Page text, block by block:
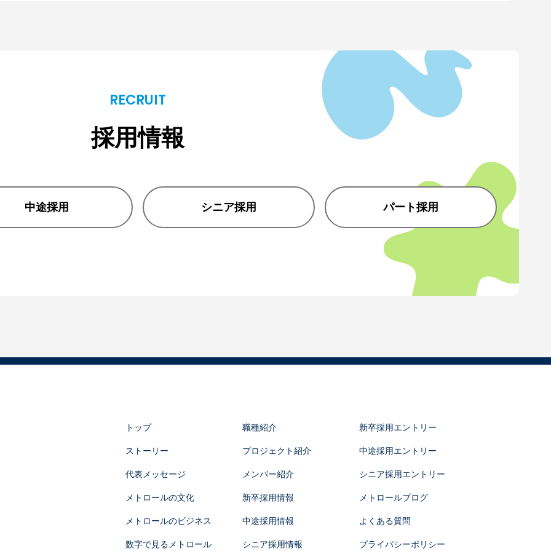
RECRUIT
採用情報
中途採用 シニア採用 パート採用
トップ
ストーリー
代表メッセージ
メトロールの文化
メトロールのビジネス
数字で見るメトロール
職種紹介
プロジェクト紹介
メンバー紹介
新卒採用情報
中途採用情報
シニア採用情報
新卒採用エントリー
中途採用エントリー
シニア採用エントリー
メトロールブログ
よくある質問
プライバシーポリシー